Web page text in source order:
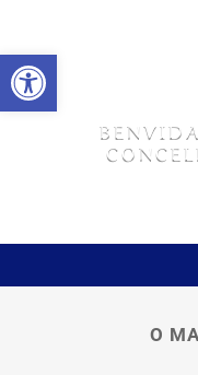
O
Abrir barra de ferramentas